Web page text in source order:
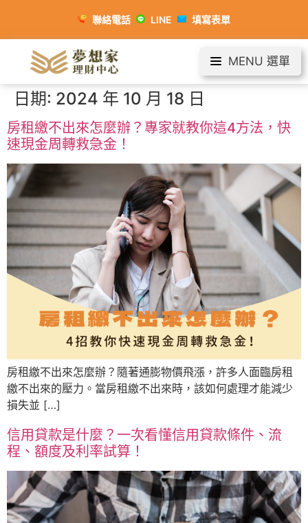
聯絡電話 LINE 填寫表單
MENU 選單
日期: 2024 年 10 月 18 日
房租繳不出來怎麼辦？專家就教你這4方法，快
速現金周轉救急金！
房租繳不出來怎麼辦？隨著通膨物價飛漲，許多人面臨房租
繳不出來的壓力。當房租繳不出來時，該如何處理才能減少
損失並 […]
信用貸款是什麼？一次看懂信用貸款條件、流
程、額度及利率試算！